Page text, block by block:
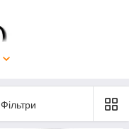
Фільтри